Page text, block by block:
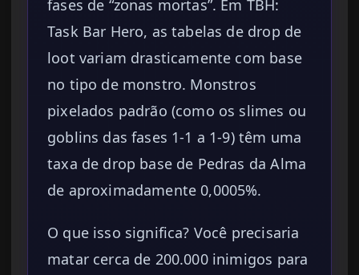
fases de “zonas mortas”. Em TBH:
Task Bar Hero, as tabelas de drop de
loot variam drasticamente com base
no tipo de monstro. Monstros
pixelados padrão (como os slimes ou
goblins das fases 1-1 a 1-9) têm uma
taxa de drop base de Pedras da Alma
de aproximadamente 0,0005%.
O que isso significa? Você precisaria
matar cerca de 200.000 inimigos para